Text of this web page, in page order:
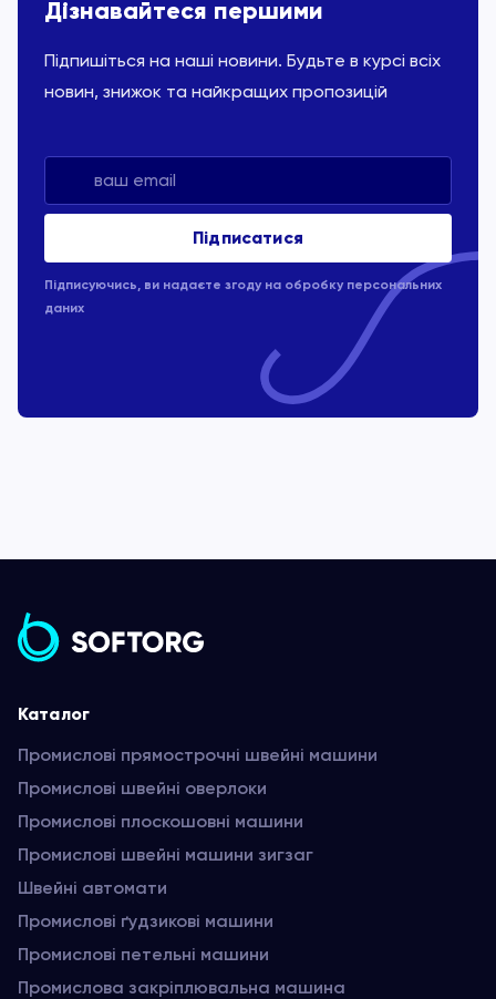
Дізнавайтеся першими
Підпишіться на наші новини. Будьте в курсі всіх
новин, знижок та найкращих пропозицій
Підписуючись, ви надаєте згоду на обробку персональних
даних
Каталог
Промислові прямострочні швейні машини
Промислові швейні оверлоки
Промислові плоскошовні машини
Промислові швейні машини зигзаг
Швейні автомати
Промислові ґудзикові машини
Промислові петельні машини
Промислова закріплювальна машина